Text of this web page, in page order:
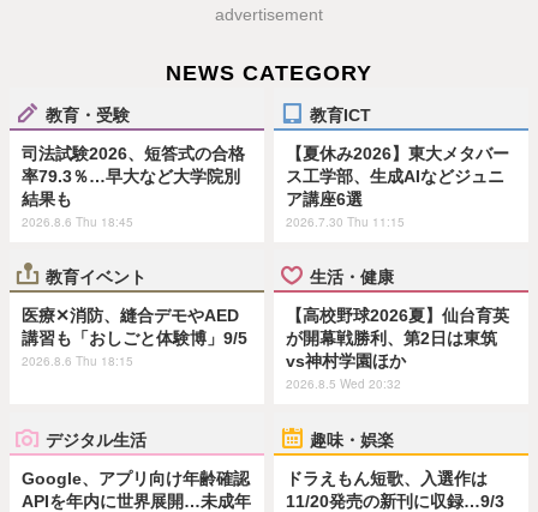
advertisement
NEWS CATEGORY
教育・受験
司法試験2026、短答式の合格
率79.3％…早大など大学院別
結果も
2026.8.6 Thu 18:45
教育ICT
【夏休み2026】東大メタバー
ス工学部、生成AIなどジュニ
ア講座6選
2026.7.30 Thu 11:15
教育イベント
医療✕消防、縫合デモやAED
講習も「おしごと体験博」9/5
2026.8.6 Thu 18:15
生活・健康
【高校野球2026夏】仙台育英
が開幕戦勝利、第2日は東筑
vs神村学園ほか
2026.8.5 Wed 20:32
デジタル生活
Google、アプリ向け年齢確認
APIを年内に世界展開…未成年
趣味・娯楽
ドラえもん短歌、入選作は
11/20発売の新刊に収録…9/3